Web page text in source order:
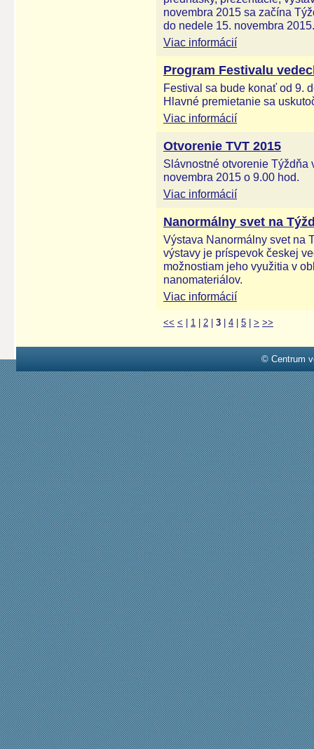
novembra 2015 sa začína
do nedele 15. novembra 2015.
Viac informácií
Program Festivalu
Festival sa bude konať od 9.
Hlavné premietanie sa
Viac informácií
Otvorenie TVT 2015
Slávnostné otvorenie Týždňa
novembra 2015 o 9.00 hod.
Viac informácií
Nanormálny svet na
Výstava Nanormálny svet na
výstavy je príspevok českej
možnostiam jeho využitia v
nanomateriálov.
Viac informácií
<< < 1 2 3 4 5 > >>
© Centrum